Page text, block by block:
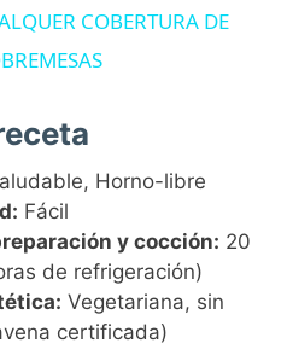
a
V
i
d
COBERTURA DE
Horno-libre
Fácil
y cocción: 20
de refrigeración)
Vegetariana, sin
certificada)